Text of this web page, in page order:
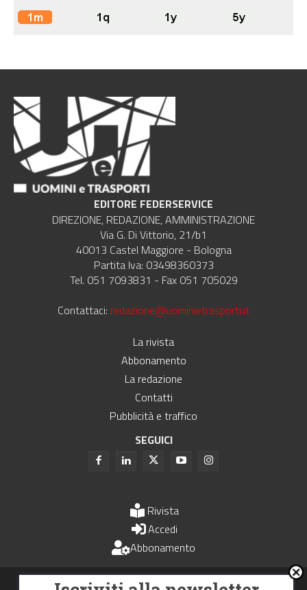
EDITORE FEDERSERVICE
DIREZIONE, REDAZIONE, AMMINISTRAZIONE
Via G. Di Vittorio, 21/b1
40013 Castel Maggiore - Bologna
Partita Iva: 03498360373
Tel. 051 7093831 - Fax 051 705029
Contattaci: redazione@uominietrasporti.it
La rivista
Abbonamento
La redazione
Contatti
Pubblicità e traffico
SEGUICI
Rivista
Accedi
Abbonamento
Uomini e Trasporti è un periodico associato all'Unione Stampa